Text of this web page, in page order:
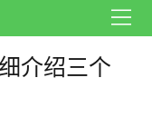
介绍三个